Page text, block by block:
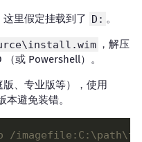
里假定挂载到了 D: 。
，解压
或 Powershell）。
、专业版等），使用
避免装错。
/